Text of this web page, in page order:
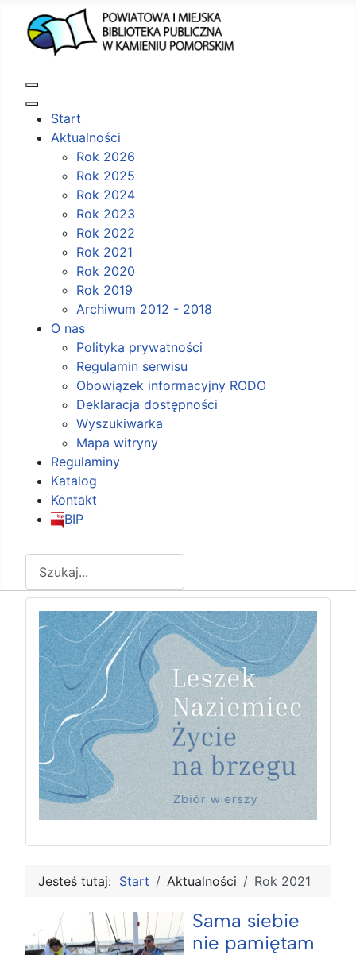
Start
Aktualności
Rok 2026
Rok 2025
Rok 2024
Rok 2023
Rok 2022
Rok 2021
Rok 2020
Rok 2019
Archiwum 2012 - 2018
O nas
Polityka prywatności
Regulamin serwisu
Obowiązek informacyjny RODO
Deklaracja dostępności
Wyszukiwarka
Mapa witryny
Regulaminy
Katalog
Kontakt
BIP
Jesteś tutaj: Start Aktualności Rok 2021
Sama siebie
nie pamiętam